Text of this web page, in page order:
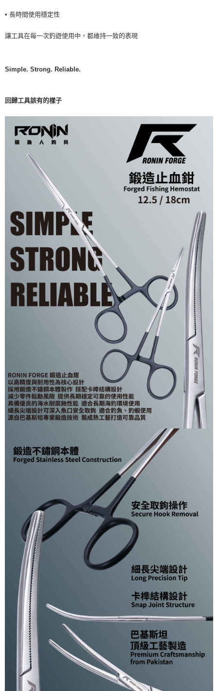
• 長時間使用穩定性
讓工具在每一次釣遊使用中，都維持一致的表現
Simple. Strong. Reliable.
回歸工具該有的樣子